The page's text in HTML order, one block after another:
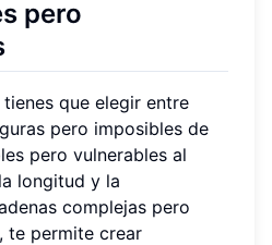
pero
que elegir entre
pero imposibles de
pero vulnerables al
longitud y la
complejas pero
te permite crear